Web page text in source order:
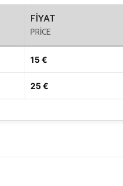
FIYAT
PRICE
15 €
25 €